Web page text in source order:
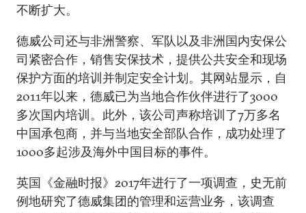
不断扩大。
德威公司还与非洲警察、军队以及非洲国内安保公
司紧密合作，销售安保技术，提供公共安全和现场
保护方面的培训并制定安全计划。其网站显示，自
2011年以来，德威已为当地合作伙伴进行了3000
多次国内培训。此外，该公司声称培训了7万多名
中国承包商，并与当地安全部队合作，成功处理了
1000多起涉及海外中国目标的事件。
英国《金融时报》2017年进行了一项调查，史无前
例地研究了德威集团的管理和运营业务，该调查